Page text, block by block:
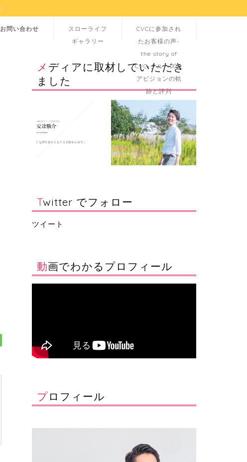
お問い合わせ
スローライフ
ギャラリー
CVCに参加され
たお客様の声-
the story of
CVC-クルーズユ
アビジョンの軌
跡と評判
メディアに取材していただき
ました
Twitter でフォロー
ツイート
動画でわかるプロフィール
プロフィール